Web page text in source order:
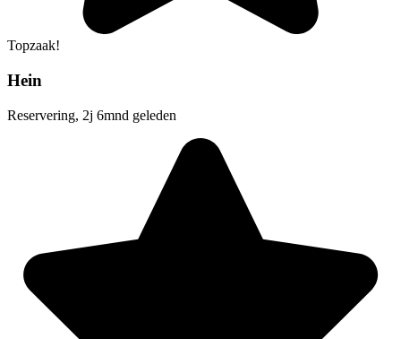
Topzaak!
Hein
Reservering, 2j 6mnd geleden